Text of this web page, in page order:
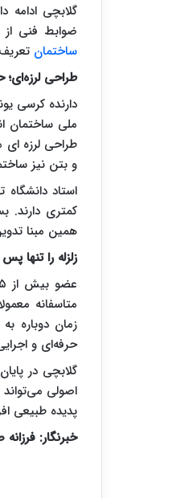
گلابچی
ضوابط فنی
ساختمان
طراحی
دارنده کرسی
ملی ساختمان
طراحی لرزه ای
و بتن نیز
استاد
کمتری دارند.
همین مبنا
زلزله را تنها
متاسفانه
زمان دوباره
حرفه‌ای و
گلابچی در
اصولی
پدیده طبیعی
خبرنگار: